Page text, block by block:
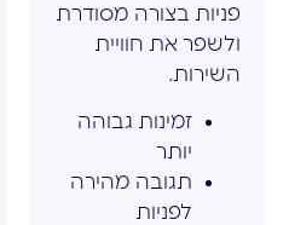
פניות בצורה מסודרת
ולשפר את חוויית
השירות.
זמינות גבוהה
יותר
תגובה מהירה
לפניות